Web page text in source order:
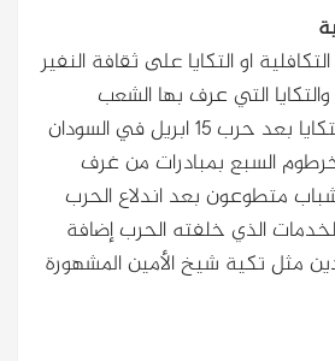
او التكايا على ثقافة النفير
التي عرف بها الشعب
السوداني، وانتشرت التكايا بعد حرب 15 ابريل في السودان
السبع بمبادرات من غرف
متطوعون بعد اندلاع الحرب
الذي خلفته الحرب إضافة
مثل تكية شيخ الأمين المشهورة